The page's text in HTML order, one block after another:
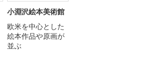
小淵沢絵本美術館
欧米を中心とした
絵本作品や原画が
並ぶ